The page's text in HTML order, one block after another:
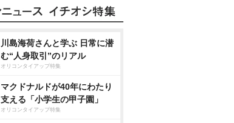
川島海荷さんと学ぶ 日常に潜
む“人身取引”のリアル
オリコンタイアップ特集
マクドナルドが40年にわたり
支える「小学生の甲子園」
オリコンタイアップ特集